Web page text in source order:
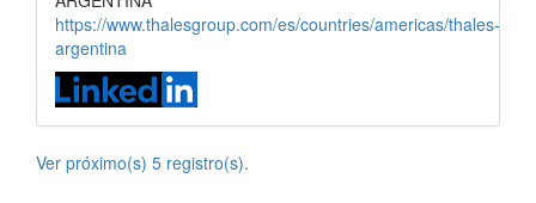
https://www.thalesgroup.com/es/countries/americas/thales-
argentina
Ver próximo(s) 5 registro(s).